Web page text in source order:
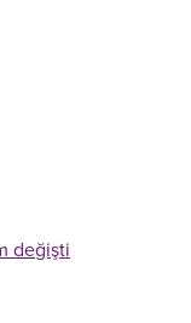
değişti